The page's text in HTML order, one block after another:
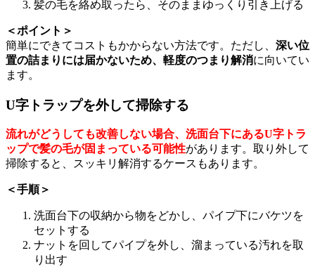
髪の毛を絡め取ったら、そのままゆっくり引き上げる
＜ポイント＞
簡単にできてコストもかからない方法です。ただし、 深い位
置の詰まりには届かないため、軽度のつまり解消に向いてい
ます。
U字トラップを外して掃除する
流れがどうしても改善しない場合、洗面台下にあるU字トラ
ップで髪の毛が固まっている可能性があります。取り外して
掃除すると、スッキリ解消するケースもあります。
＜手順＞
洗面台下の収納から物をどかし、パイプ下にバケツを
セットする
ナットを回してパイプを外し、溜まっている汚れを取
り出す